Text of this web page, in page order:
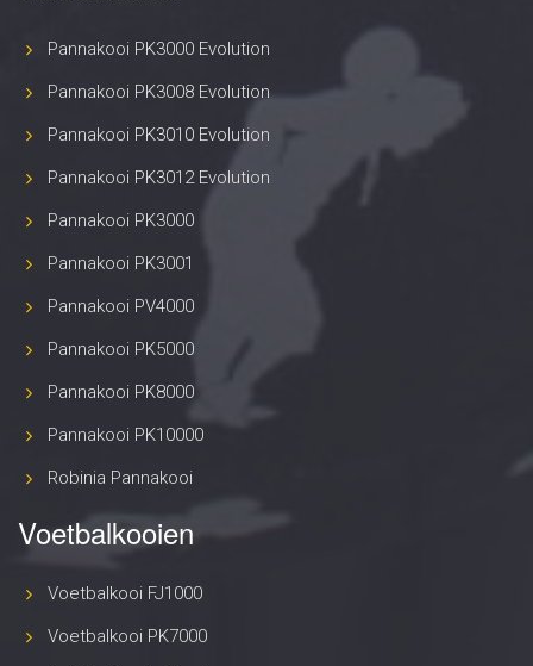
Pannakooi PK3000 Evolution
Pannakooi PK3008 Evolution
Pannakooi PK3010 Evolution
Pannakooi PK3012 Evolution
Pannakooi PK3000
Pannakooi PK3001
Pannakooi PV4000
Pannakooi PK5000
Pannakooi PK8000
Pannakooi PK10000
Robinia Pannakooi
Voetbalkooien
Voetbalkooi FJ1000
Voetbalkooi PK7000